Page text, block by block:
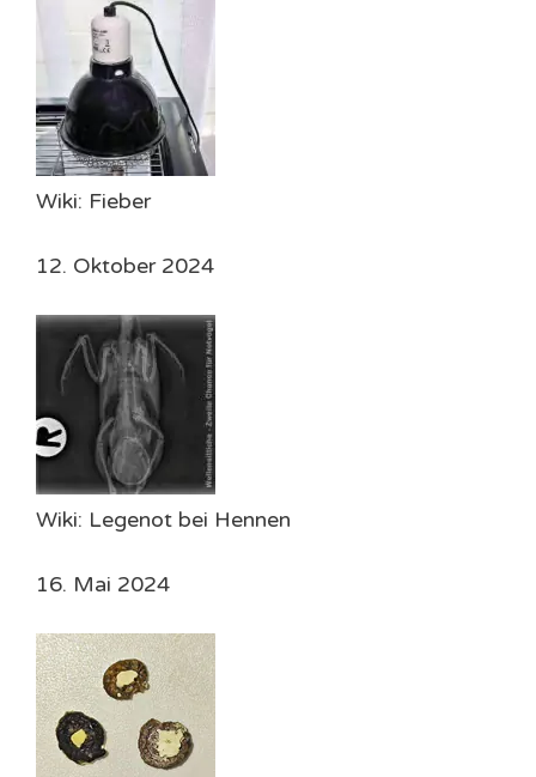
Wiki: Fieber
12. Oktober 2024
Wiki: Legenot bei Hennen
16. Mai 2024